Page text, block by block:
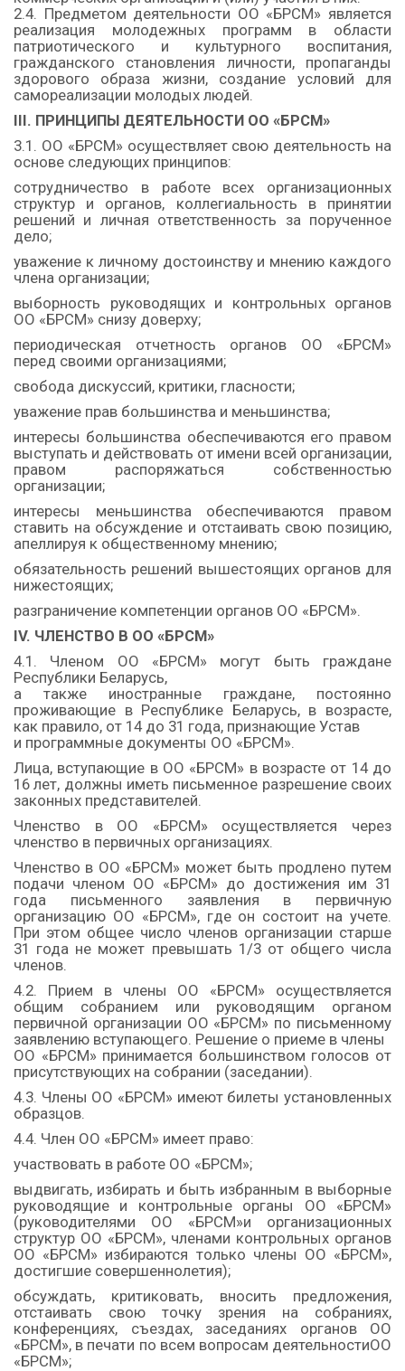
2.4. Предметом деятельности ОО «БРСМ» является
реализация молодежных программ в области
патриотического и культурного воспитания,
гражданского становления личности, пропаганды
здорового образа жизни, создание условий для
самореализации молодых людей.
III. ПРИНЦИПЫ ДЕЯТЕЛЬНОСТИ ОО «БРСМ»
3.1. ОО «БРСМ» осуществляет свою деятельность на
основе следующих принципов:
сотрудничество в работе всех организационных
структур и органов, коллегиальность в принятии
решений и личная ответственность за порученное
дело;
уважение к личному достоинству и мнению каждого
члена организации;
выборность руководящих и контрольных органов
ОО «БРСМ» снизу доверху;
периодическая отчетность органов ОО «БРСМ»
перед своими организациями;
свобода дискуссий, критики, гласности;
уважение прав большинства и меньшинства;
интересы большинства обеспечиваются его правом
выступать и действовать от имени всей организации,
правом распоряжаться собственностью
организации;
интересы меньшинства обеспечиваются правом
ставить на обсуждение и отстаивать свою позицию,
апеллируя к общественному мнению;
обязательность решений вышестоящих органов для
нижестоящих;
разграничение компетенции органов ОО «БРСМ».
IV. ЧЛЕНСТВО В ОО «БРСМ»
4.1. Членом ОО «БРСМ» могут быть граждане
Республики Беларусь,
а также иностранные граждане, постоянно
проживающие в Республике Беларусь, в возрасте,
как правило, от 14 до 31 года, признающие Устав
и программные документы ОО «БРСМ».
Лица, вступающие в ОО «БРСМ» в возрасте от 14 до
16 лет, должны иметь письменное разрешение своих
законных представителей.
Членство в ОО «БРСМ» осуществляется через
членство в первичных организациях.
Членство в ОО «БРСМ» может быть продлено путем
подачи членом ОО «БРСМ» до достижения им 31
года письменного заявления в первичную
организацию ОО «БРСМ», где он состоит на учете.
При этом общее число членов организации старше
31 года не может превышать 1/3 от общего числа
членов.
4.2. Прием в члены ОО «БРСМ» осуществляется
общим собранием или руководящим органом
первичной организации ОО «БРСМ» по письменному
заявлению вступающего. Решение о приеме в члены
ОО «БРСМ» принимается большинством голосов от
присутствующих на собрании (заседании).
4.3. Члены ОО «БРСМ» имеют билеты установленных
образцов.
4.4. Член ОО «БРСМ» имеет право:
участвовать в работе ОО «БРСМ»;
выдвигать, избирать и быть избранным в выборные
руководящие и контрольные органы ОО «БРСМ»
(руководителями ОО «БРСМ»и организационных
структур ОО «БРСМ», членами контрольных органов
ОО «БРСМ» избираются только члены ОО «БРСМ»,
достигшие совершеннолетия);
обсуждать, критиковать, вносить предложения,
отстаивать свою точку зрения на собраниях,
конференциях, съездах, заседаниях органов ОО
«БРСМ», в печати по всем вопросам деятельностиОО
«БРСМ»;